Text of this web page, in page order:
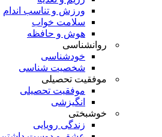
ورزش و تناسب اندام
سلامت خواب
هوش و حافظه
روانشناسی
خودشناسی
شخصیت شناسی
موفقیت تحصیلی
موفقیت تحصیلی
انگیزشی
خوشبختی
زندگی رویایی